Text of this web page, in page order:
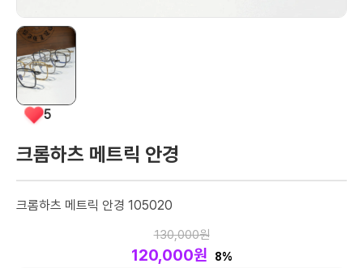
5
크롬하츠 메트릭 안경
크롬하츠 메트릭 안경 105020
130,000원
120,000원 8%